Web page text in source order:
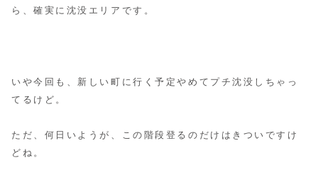
ら、確実に沈没エリアです。
いや今回も、新しい町に行く予定やめてプチ沈没しちゃっ
てるけど。
ただ、何日いようが、この階段登るのだけはきついですけ
どね。